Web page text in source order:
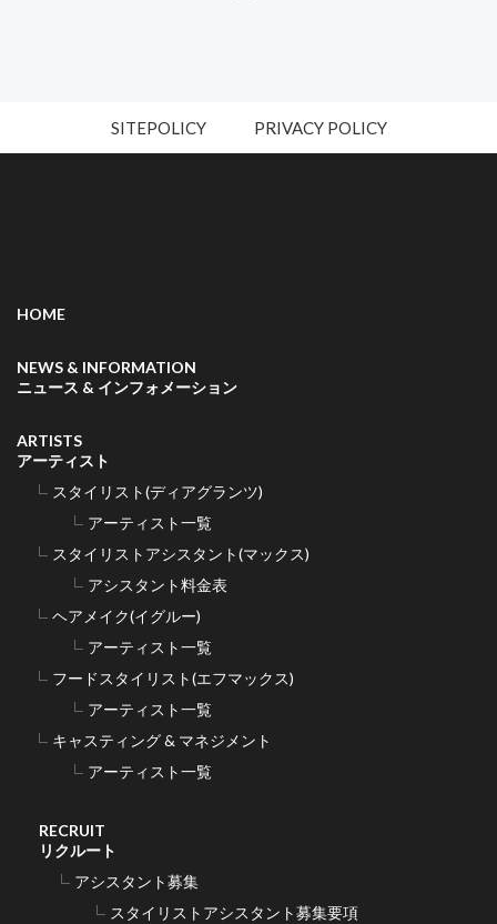
SITEPOLICY PRIVACY POLICY
HOME
NEWS & INFORMATION
ニュース & インフォメーション
ARTISTS
アーティスト
スタイリスト(ディアグランツ)
アーティスト一覧
スタイリストアシスタント(マックス)
アシスタント料金表
ヘアメイク(イグルー)
アーティスト一覧
フードスタイリスト(エフマックス)
アーティスト一覧
キャスティング & マネジメント
アーティスト一覧
RECRUIT
リクルート
アシスタント募集
スタイリストアシスタント募集要項